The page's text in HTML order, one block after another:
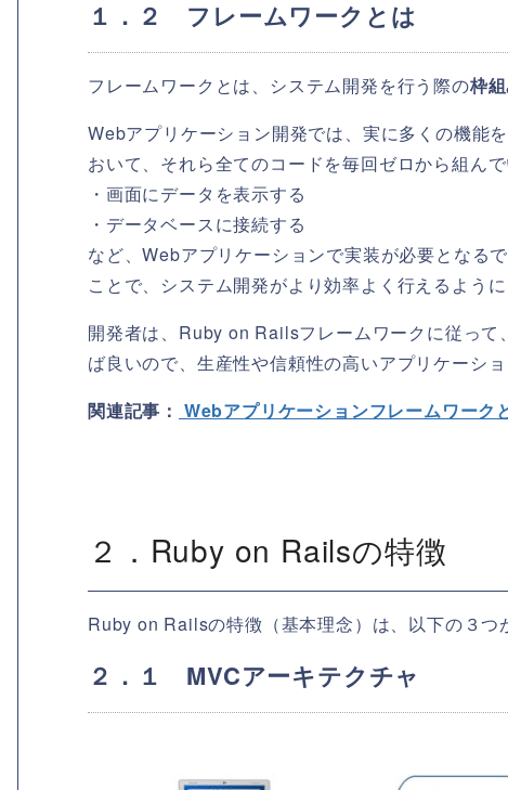
１．２ フレームワークとは
フレームワークとは、システム開発を行う際の枠
Webアプリケーション開発では、実に多くの機能
おいて、それら全てのコードを毎回ゼロから組ん
・画面にデータを表示する
・データベースに接続する
など、Webアプリケーションで実装が必要となる
ことで、システム開発がより効率よく行えるよう
開発者は、Ruby on Railsフレームワークに従っ
ば良いので、生産性や信頼性の高いアプリケーシ
関連記事： Webアプリケーションフレームワーク
２．Ruby on Railsの特徴
Ruby on Railsの特徴（基本理念）は、以下の３つ
２．１ MVCアーキテクチャ